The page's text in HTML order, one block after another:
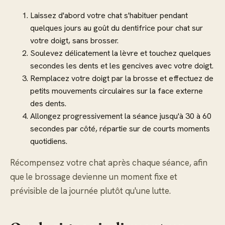
Laissez d'abord votre chat s'habituer pendant
quelques jours au goût du dentifrice pour chat sur
votre doigt, sans brosser.
Soulevez délicatement la lèvre et touchez quelques
secondes les dents et les gencives avec votre doigt.
Remplacez votre doigt par la brosse et effectuez de
petits mouvements circulaires sur la face externe
des dents.
Allongez progressivement la séance jusqu'à 30 à 60
secondes par côté, répartie sur de courts moments
quotidiens.
Récompensez votre chat après chaque séance, afin
que le brossage devienne un moment fixe et
prévisible de la journée plutôt qu'une lutte.